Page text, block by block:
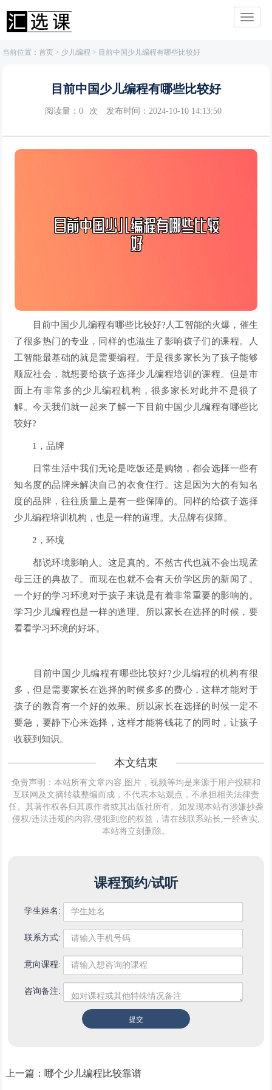
当前位置：首页 > 少儿编程 > 目前中国少儿编程有哪些比较好
目前中国少儿编程有哪些比较好
阅读量： 0 次 发布时间：2024-10-10 14:13:50
目前中国少儿编程有哪些比较好?人工智能的火爆，催生
了很多热门的专业，同样的也滋生了影响孩子们的课程。人
工智能最基础的就是需要编程。于是很多家长为了孩子能够
顺应社会，就想要给孩子选择少儿编程培训的课程。但是市
面上有非常多的少儿编程机构，很多家长对此并不是很了
解。今天我们就一起来了解一下目前中国少儿编程有哪些比
较好?
1，品牌
日常生活中我们无论是吃饭还是购物，都会选择一些有
知名度的品牌来解决自己的衣食住行。这是因为大的有知名
度的品牌，往往质量上是有一些保障的。同样的给孩子选择
少儿编程培训机构，也是一样的道理。大品牌有保障。
2，环境
都说环境影响人。这是真的。不然古代也就不会出现孟
母三迁的典故了。而现在也就不会有天价学区房的新闻了。
一个好的学习环境对于孩子来说是有着非常重要的影响的。
学习少儿编程也是一样的道理。所以家长在选择的时候，要
看看学习环境的好坏。
目前中国少儿编程有哪些比较好?少儿编程的机构有很
多，但是需要家长在选择的时候多多的费心，这样才能对于
孩子的教育有一个好的效果。所以家长在选择的时候一定不
要急，要静下心来选择，这样才能将钱花了的同时，让孩子
收获到知识。
本文结束
免责声明：本站所有文章内容,图片，视频等均是来源于用户投稿和
互联网及文摘转载整编而成，不代表本站观点，不承担相关法律责
任。其著作权各归其原作者或其出版社所有。如发现本站有涉嫌抄袭
侵权/违法违规的内容,侵犯到您的权益，请在线联系站长,一经查实,
本站将立刻删除。
课程预约/试听
学生姓名:
联系方式:
意向课程:
咨询备注:
上一篇： 哪个少儿编程比较靠谱